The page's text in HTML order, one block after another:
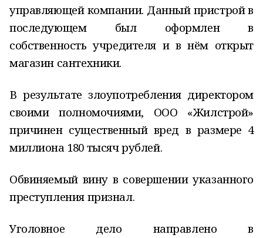
управляющей компании. Данный пристрой в
последующем был оформлен в
собственность учредителя и в нём открыт
магазин сантехники.
В результате злоупотребления директором
своими полномочиями, ООО «Жилстрой»
причинен существенный вред в размере 4
миллиона 180 тысяч рублей.
Обвиняемый вину в совершении указанного
преступления признал.
Уголовное дело направлено в